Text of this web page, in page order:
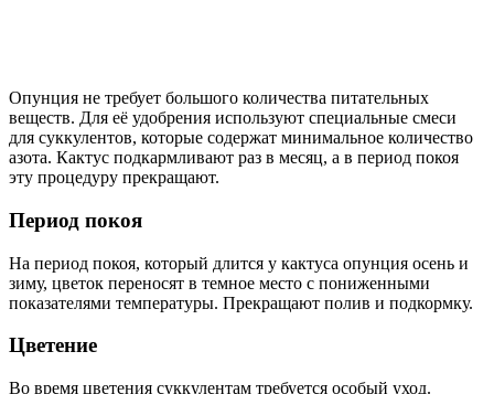
Опунция не требует большого количества питательных
веществ. Для её удобрения используют специальные смеси
для суккулентов, которые содержат минимальное количество
азота. Кактус подкармливают раз в месяц, а в период покоя
эту процедуру прекращают.
Период покоя
На период покоя, который длится у кактуса опунция осень и
зиму, цветок переносят в темное место с пониженными
показателями температуры. Прекращают полив и подкормку.
Цветение
Во время цветения суккулентам требуется особый уход.